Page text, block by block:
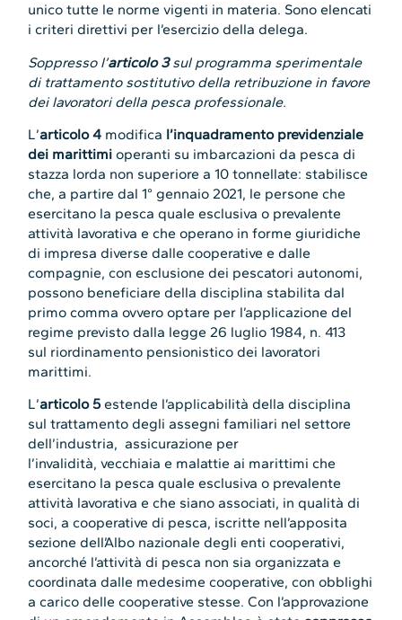
unico tutte le norme vigenti in materia. Sono elencati
i criteri direttivi per l’esercizio della delega.
Soppresso l’articolo 3sul programma sperimentale
di trattamento sostitutivo della retribuzione in favore
dei lavoratori della pesca professionale.
L’articolo 4 modifica l’inquadramento previdenziale
dei marittimioperanti su imbarcazioni da pesca di
stazza lorda non superiore a 10 tonnellate: stabilisce
che, a partire dal 1° gennaio 2021, le persone che
esercitano la pesca quale esclusiva o prevalente
attività lavorativa e che operano in forme giuridiche
di impresa diverse dalle cooperative e dalle
compagnie, con esclusione dei pescatori autonomi,
possono beneficiare della disciplina stabilita dal
primo comma ovvero optare per l’applicazione del
regime previsto dalla legge 26 luglio 1984, n. 413
sul riordinamento pensionistico dei lavoratori
marittimi.
L’articolo 5estende l’applicabilità della disciplina
sul trattamento degli assegni familiari nel settore
dell’industria, assicurazione per
l’invalidità, vecchiaia e malattie ai marittimi che
esercitano la pesca quale esclusiva o prevalente
attività lavorativa e che siano associati, in qualità di
soci, a cooperative di pesca, iscritte nell’apposita
sezione dell’Albo nazionale degli enti cooperativi,
ancorché l’attività di pesca non sia organizzata e
coordinata dalle medesime cooperative, con obblighi
a carico delle cooperative stesse. Con l’approvazione